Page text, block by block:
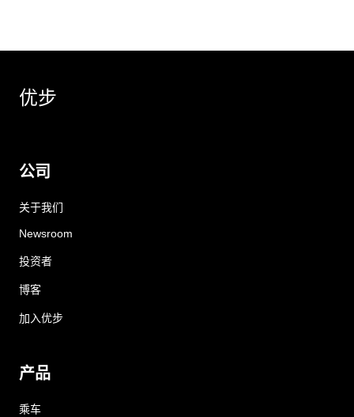
优步
公司
关于我们
Newsroom
投资者
博客
加入优步
产品
乘车